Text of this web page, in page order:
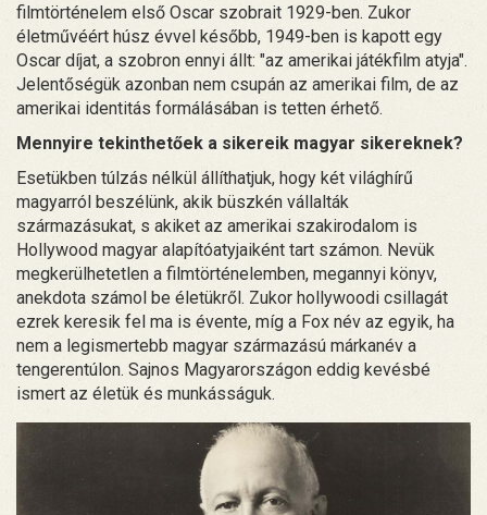
filmtörténelem első Oscar szobrait 1929-ben. Zukor
életművéért húsz évvel később, 1949-ben is kapott egy
Oscar díjat, a szobron ennyi állt: "az amerikai játékfilm atyja".
Jelentőségük azonban nem csupán az amerikai film, de az
amerikai identitás formálásában is tetten érhető.
Mennyire tekinthetőek a sikereik magyar sikereknek?
Esetükben túlzás nélkül állíthatjuk, hogy két világhírű
magyarról beszélünk, akik büszkén vállalták
származásukat, s akiket az amerikai szakirodalom is
Hollywood magyar alapítóatyjaiként tart számon. Nevük
megkerülhetetlen a filmtörténelemben, megannyi könyv,
anekdota számol be életükről. Zukor hollywoodi csillagát
ezrek keresik fel ma is évente, míg a Fox név az egyik, ha
nem a legismertebb magyar származású márkanév a
tengerentúlon. Sajnos Magyarországon eddig kevésbé
ismert az életük és munkásságuk.